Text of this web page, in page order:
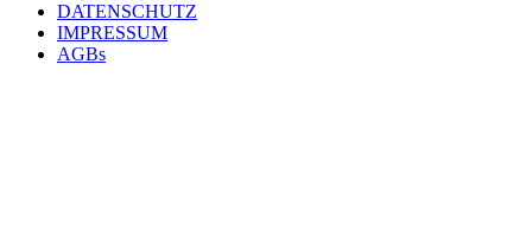
Footer
DATENSCHUTZ
IMPRESSUM
AGBs